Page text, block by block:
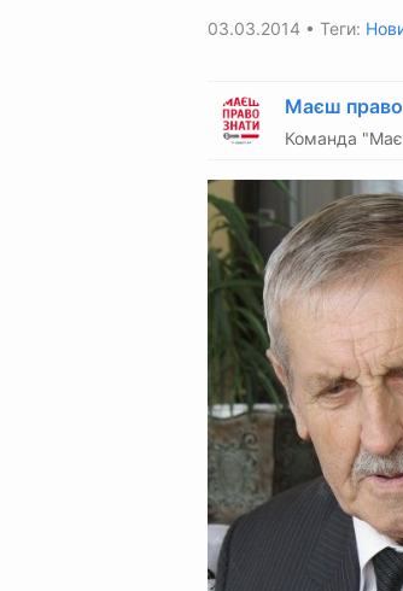
03.03.2014 • Теги:
Маєш право
Команда